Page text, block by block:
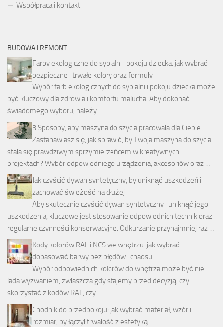
Współpraca i kontakt
BUDOWA I REMONT
Farby ekologiczne do sypialni i pokoju dziecka: jak wybrać
bezpieczne i trwałe kolory oraz formuły
Wybór farb ekologicznych do sypialni i pokoju dziecka może
być kluczowy dla zdrowia i komfortu malucha. Aby dokonać
świadomego wyboru, należy …
3 Sposoby, aby maszyna do szycia pracowała dla Ciebie
Zastanawiasz się, jak sprawić, by Twoja maszyna do szycia
stała się prawdziwym sprzymierzeńcem w kreatywnych
projektach? Wybór odpowiedniego urządzenia, akcesoriów oraz …
Jak czyścić dywan syntetyczny, by uniknąć uszkodzeń i
zachować świeżość na dłużej
Aby skutecznie czyścić dywan syntetyczny i uniknąć jego
uszkodzenia, kluczowe jest stosowanie odpowiednich technik oraz
regularne czynności konserwacyjne. Odkurzanie przynajmniej raz …
Kody kolorów RAL i NCS we wnętrzu: jak wybrać i
dopasować barwy bez błędów i chaosu
Wybór odpowiednich kolorów do wnętrza może być nie
lada wyzwaniem, zwłaszcza gdy stajemy przed decyzją, czy
skorzystać z kodów RAL, czy …
Chodnik do przedpokoju: jak wybrać materiał, wzór i
rozmiar, by łączył trwałość z estetyką